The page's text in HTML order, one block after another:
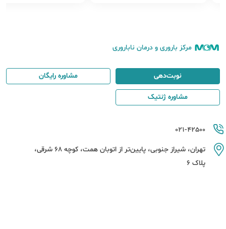
مرکز باروری و درمان ناباروری
021-42500
تهران، شیراز جنوبی، پایین‌تر از اتوبان همت، کوچه 68 شرقی،
پلاک 6
نوبت‌دهی مشاوره رایگان
مشاوره ژنتیک